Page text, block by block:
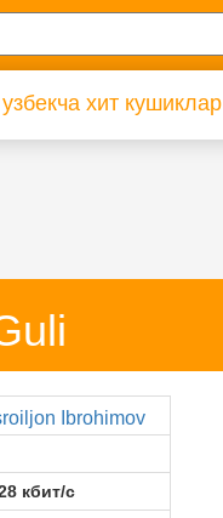
хит кушиклар
Ibrohimov
кбит/с